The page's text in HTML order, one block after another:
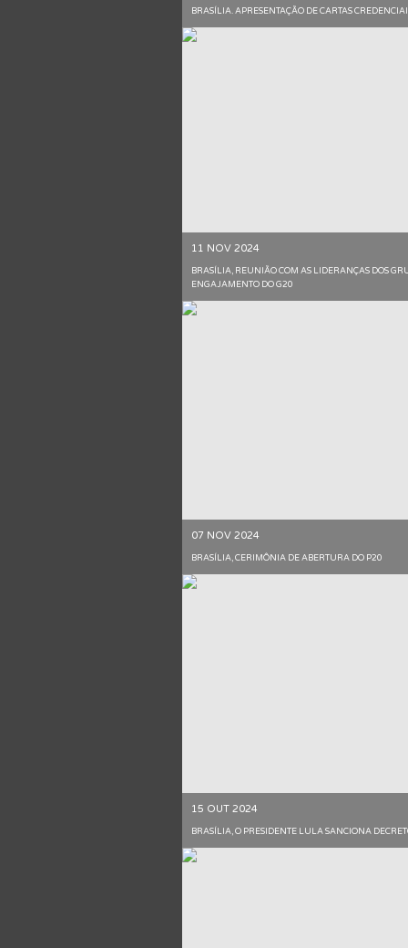
BRASÍLIA. APRESENTAÇÃO DE CARTAS
11 NOV 2024
BRASÍLIA, REUNIÃO COM AS LIDERANÇAS DOS
ENGAJAMENTO DO G20
07 NOV 2024
BRASÍLIA, CERIMÔNIA DE ABERTURA DO P20
15 OUT 2024
BRASÍLIA, O PRESIDENTE LULA SANCIONA